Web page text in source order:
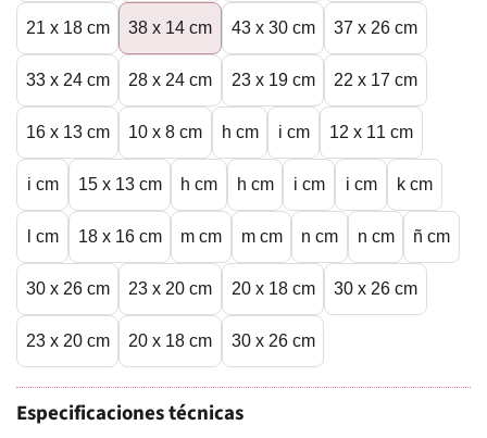
21 x 18 cm 38 x 14 cm 43 x 30 cm 37 x 26 cm
33 x 24 cm 28 x 24 cm 23 x 19 cm 22 x 17 cm
16 x 13 cm 10 x 8 cm h cm i cm 12 x 11 cm
i cm 15 x 13 cm h cm h cm i cm i cm k cm
l cm 18 x 16 cm m cm m cm n cm n cm ñ cm
30 x 26 cm 23 x 20 cm 20 x 18 cm 30 x 26 cm
23 x 20 cm 20 x 18 cm 30 x 26 cm
Especificaciones técnicas